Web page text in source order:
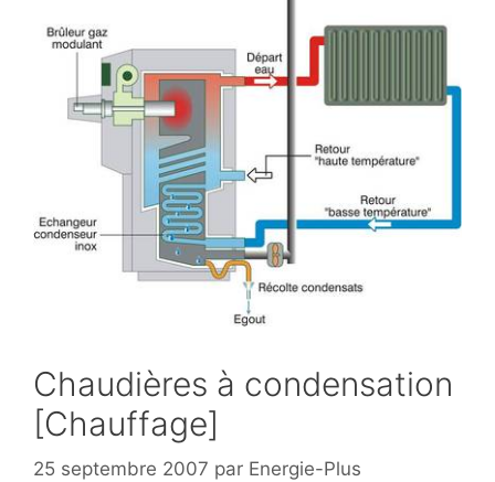
Chaudières à condensation
[Chauffage]
25 septembre 2007 par Energie-Plus